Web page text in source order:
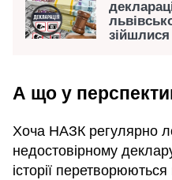
А що у
Хоча НАЗК регулярно
недостовірному
історії